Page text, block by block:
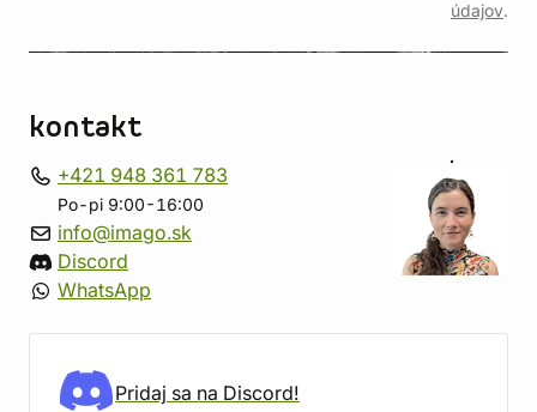
údajov.
kontakt
+421 948 361 783
Po-pi 9:00-16:00
info@imago.sk
Discord
WhatsApp
Pridaj sa na Discord!